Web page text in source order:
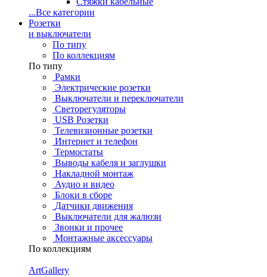
...Все категории
Розетки
и выключатели
По типу
По коллекциям
По типу
Рамки
Электрические розетки
Выключатели и переключатели
Светорегуляторы
USB Розетки
Телевизионные розетки
Интернет и телефон
Термостаты
Выводы кабеля и заглушки
Накладной монтаж
Аудио и видео
Блоки в сборе
Датчики движения
Выключатели для жалюзи
Звонки и прочее
Монтажные аксессуары
По коллекциям
ArtGallery